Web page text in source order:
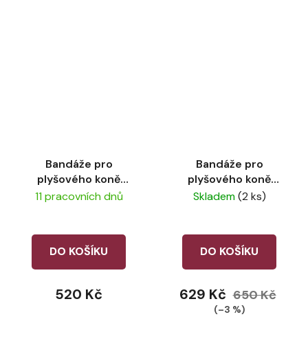
Bandáže pro
plyšového koně
LeMieux Lemon
11 pracovních dnů
DO KOŠÍKU
520 Kč
Bandáže pro
plyšového koně
LeMieux Cranberry
Skladem(2 ks)
DO KOŠÍKU
629 Kč 650 Kč
(–3 %)